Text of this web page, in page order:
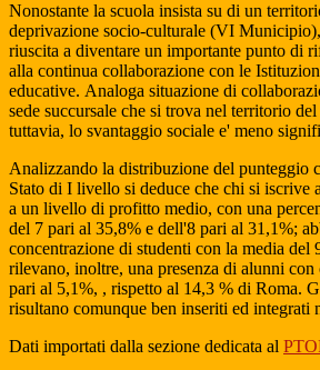
Nonostante la scuola insista su di un
deprivazione socio-culturale (VI
riuscita a diventare un importante punto di
alla continua collaborazione con le
educative. Analoga situazione di
sede succursale che si trova nel territorio
tuttavia, lo svantaggio sociale e' meno
Analizzando la distribuzione del punteggio
Stato di I livello si deduce che chi si iscrive
a un livello di profitto medio, con una
del 7 pari al 35,8% e dell'8 pari al 31,1%;
concentrazione di studenti con la media del
rilevano, inoltre, una presenza di alunni
pari al 5,1%, , rispetto al 14,3 % di Roma.
risultano comunque ben inseriti ed integrati
Dati importati dalla sezione dedicata al